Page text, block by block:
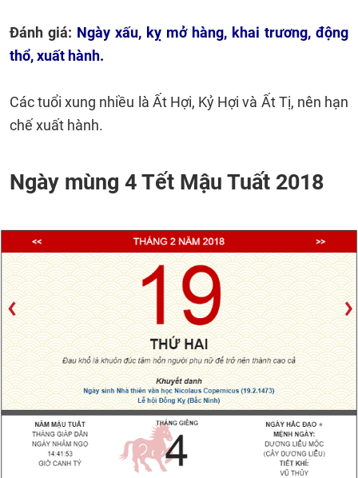
Đánh giá: Ngày xấu, kỵ mở hàng, khai trương, động
thổ, xuất hành.
Các tuổi xung nhiều là Ất Hợi, Kỷ Hợi và Ất Tị, nên hạn
chế xuất hành.
Ngày mùng 4 Tết Mậu Tuất 2018